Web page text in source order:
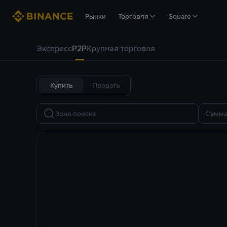
Рынки Торговля Square
ЭкспрессP2PКрупная торговля
Купить Продать